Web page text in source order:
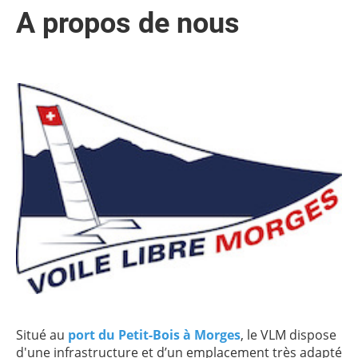
A propos de nous
Situé au port du Petit-Bois à Morges, le VLM dispose
d'une infrastructure et d’un emplacement très adapté